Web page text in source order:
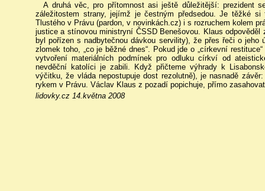
A druhá věc, pro přítomnost asi ještě důležitější: prezident
záležitostem strany, jejímž je čestným předsedou. Je těžké
Tlustého v Právu (pardon, v novinkách.cz) i s rozruchem kolem
justice a stínovou ministryní ČSSD Benešovou. Klaus odpověděl
byl pořízen s nadbytečnou dávkou servility), že přes řeči o jeho
zlomek toho, „co je běžné dnes“. Pokud jde o „církevní
vytvoření materiálních podmínek pro odluku církví od
nevděční katolíci je zabili. Když přičteme výhrady k
výčitku, že vláda nepostupuje dost rezolutně), je nasnadě
rykem v Právu. Václav Klaus z pozadí popichuje, přímo
lidovky.cz 14.května 2008